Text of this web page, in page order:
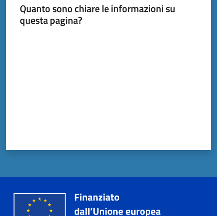
Quanto sono chiare le informazioni su
questa pagina?